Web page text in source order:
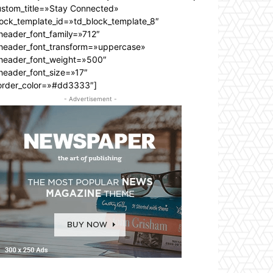
Connected»
- Advertisement -